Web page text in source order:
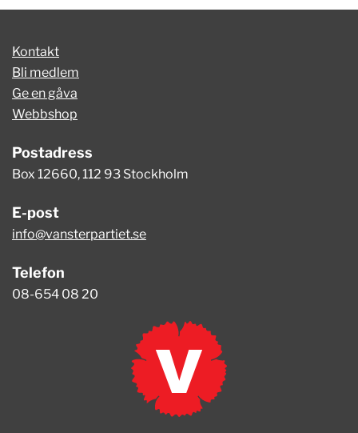
Kontakt
Bli medlem
Ge en gåva
Webbshop
Postadress
Box 12660, 112 93 Stockholm
E-post
info@vansterpartiet.se
Telefon
08-654 08 20